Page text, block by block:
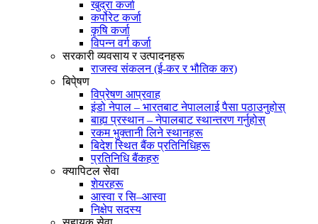
खुद्रा कर्जा
कर्पोरेट कर्जा
कृषि कर्जा
विपन्न वर्ग कर्जा
सरकारी व्यवसाय र उत्पादनहरू
राजस्व संकलन (ई-कर र भौतिक कर)
बिपे्षण
विप्रेषण आप्रवाह
इंडो नेपाल – भारतबाट नेपाललाई पैसा पठाउनुहोस्
बाह्य प्रस्थान – नेपालबाट स्थान्तरण गर्नुहोस्
रकम भुक्तानी लिने स्थानहरू
बिदेश स्थित बैंक प्रतिनिधिहरू
प्रतिनिधि बैंकहरु
क्यापिटल सेवा
शेयरहरू
आस्वा र सि–आस्वा
निक्षेप सदस्य